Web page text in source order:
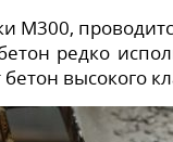
М300,
редко
высокого